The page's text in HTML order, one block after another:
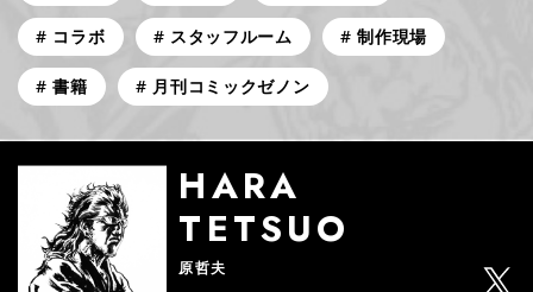
コラボ スタッフルーム 制作現場
書籍 月刊コミックゼノン
HARA
TETSUO
原哲夫